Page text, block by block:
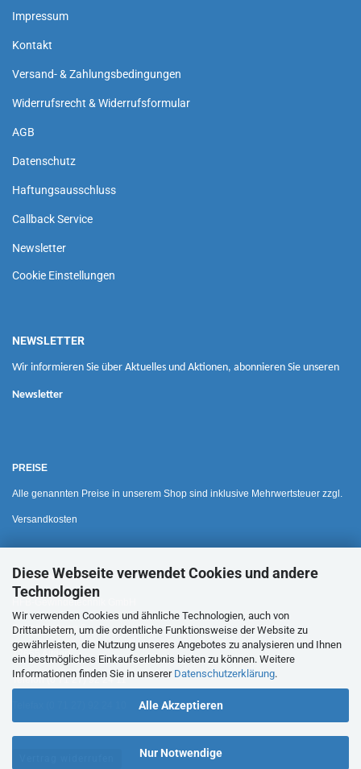
Diese Webseite verwendet Cookies und andere
Technologien
Wir verwenden Cookies und ähnliche Technologien, auch von
Drittanbietern, um die ordentliche Funktionsweise der Website zu
gewährleisten, die Nutzung unseres Angebotes zu analysieren und Ihnen
ein bestmögliches Einkaufserlebnis bieten zu können. Weitere
Informationen finden Sie in unserer Datenschutzerklärung.
Alle Akzeptieren
Nur Notwendige
Impressum
Kontakt
Versand- & Zahlungsbedingungen
Widerrufsrecht & Widerrufsformular
AGB
Datenschutz
Haftungsausschluss
Callback Service
Newsletter
Cookie Einstellungen
NEWSLETTER
Wir informieren Sie über Aktuelles und Aktionen, abonnieren Sie unseren
Newsletter
PREISE
Alle genannten Preise in unserem Shop sind inklusive Mehrwertsteuer zzgl.
Versandkosten
HAUSANSCHRIFT
HFB-Gewindetechnik GmbH
Bohnäckerweg 6
72655 Altdorf
Telefon (0 71 27) 92 24 11